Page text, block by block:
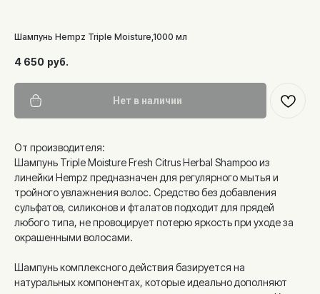
Шампунь Hempz Triple Moisture,1000 мл
4 650 руб.
Нет в наличии
От производителя:
Шампунь Triple Moisture Fresh Citrus Herbal Shampoo из
линейки Hempz предназначен для регулярного мытья и
тройного увлажнения волос. Средство без добавления
сульфатов, силиконов и фталатов подходит для прядей
любого типа, не провоцирует потерю яркость при уходе за
окрашенными волосами.
Шампунь комплексного действия базируется на
натуральных компонентах, которые идеально дополняют